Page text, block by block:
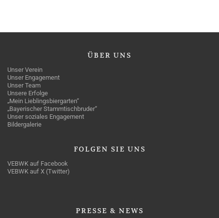
ÜBER UNS
Unser Verein
Unser Engagement
Unser Team
Unsere Erfolge
„Mein Lieblingsbiergarten“
„Bayerischer Stammtischbruder“
Unser soziales Engagement
Bildergalerie
FOLGEN SIE UNS
VEBWK auf Facebook
VEBWK auf X (Twitter)
PRESSE & NEWS